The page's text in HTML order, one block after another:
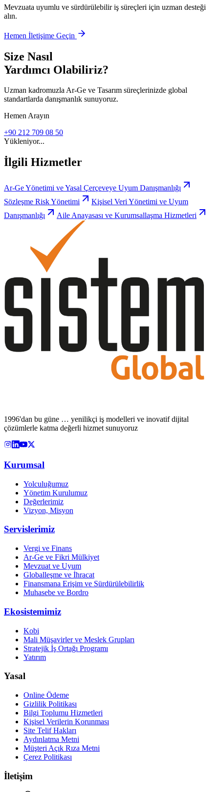
Mevzuata uyumlu ve sürdürülebilir iş süreçleri için uzman desteği
alın.
Hemen İletişime Geçin
Size Nasıl
Yardımcı Olabiliriz?
Uzman kadromuzla Ar-Ge ve Tasarım süreçlerinizde global
standartlarda danışmanlık sunuyoruz.
Hemen Arayın
+90 212 709 08 50
Yükleniyor...
İlgili Hizmetler
Ar-Ge Yönetimi ve Yasal Çerçeveye Uyum Danışmanlığı
Sözleşme Risk Yönetimi
Kişisel Veri Yönetimi ve Uyum
Danışmanlığı
Aile Anayasası ve Kurumsallaşma Hizmetleri
1996'dan bu güne … yenilikçi iş modelleri ve inovatif dijital
çözümlerle katma değerli hizmet sunuyoruz
Kurumsal
Yolculuğumuz
Yönetim Kurulumuz
Değerlerimiz
Vizyon, Misyon
Servislerimiz
Vergi ve Finans
Ar-Ge ve Fikri Mülkiyet
Mevzuat ve Uyum
Globalleşme ve İhracat
Finansmana Erişim ve Sürdürülebilirlik
Muhasebe ve Bordro
Ekosistemimiz
Kobi
Mali Müşavirler ve Meslek Grupları
Stratejik İş Ortağı Programı
Yatırım
Yasal
Online Ödeme
Gizlilik Politikası
Bilgi Toplumu Hizmetleri
Kişisel Verilerin Korunması
Site Telif Hakları
Aydınlatma Metni
Müşteri Açık Rıza Metni
Çerez Politikası
İletişim